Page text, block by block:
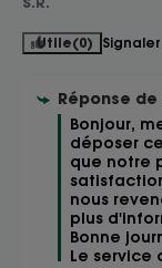
Utile(0) Signaler
Réponse de
Bonjour,
déposer
que notre
nous
plus
Bonne
Le service